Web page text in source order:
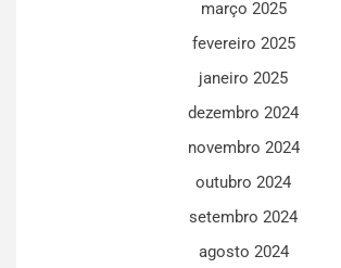
março 2025
fevereiro 2025
janeiro 2025
dezembro 2024
novembro 2024
outubro 2024
setembro 2024
agosto 2024